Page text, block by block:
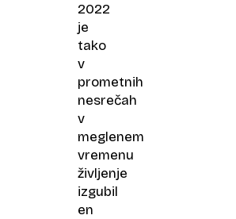
2022
je
tako
v
prometnih
nesrečah
v
meglenem
vremenu
življenje
izgubil
en